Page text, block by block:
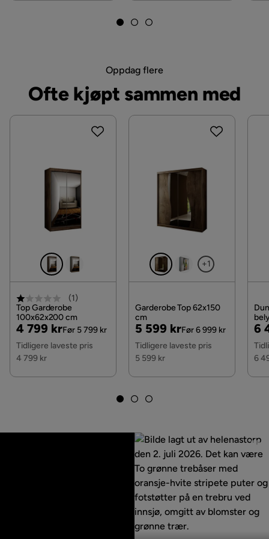
Oppdag flere
Ofte kjøpt sammen med
(1)
Top Garderobe
100x62x200 cm
Pris
4 799 kr
Original
Pris
Før 5 799 kr
Tidligere laveste pris
4 799 kr
+1
Garderobe Top 62x150
cm
Pris
5 599 kr
Original
Pris
Før 6 999 kr
Tidligere laveste pris
5 599 kr
6
6